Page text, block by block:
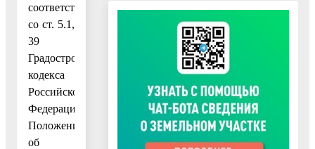
соответствии
со ст. 5.1,
39
Градостроительного
кодекса
Российской
Федерации,
Положением
об